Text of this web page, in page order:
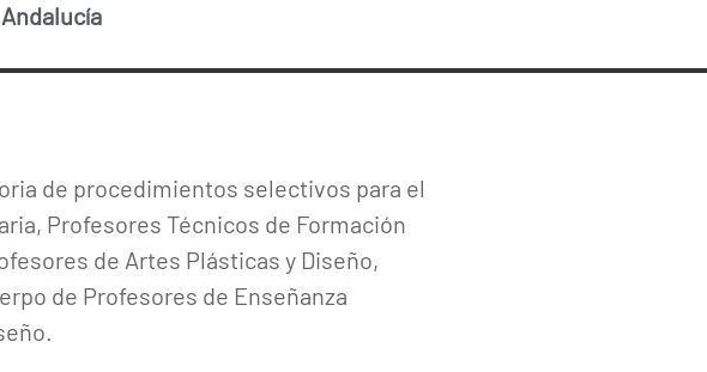
Andalucía
de procedimientos selectivos para el
Profesores Técnicos de Formación
de Artes Plásticas y Diseño,
de Profesores de Enseñanza